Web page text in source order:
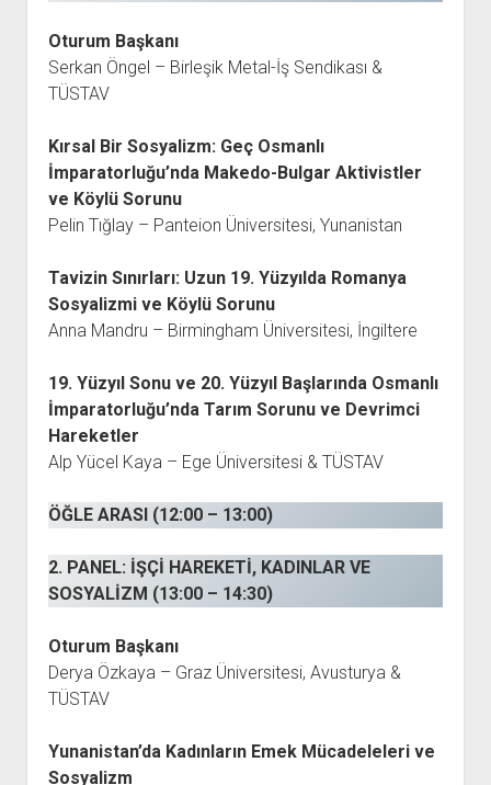
Oturum Başkanı
Serkan Öngel – Birleşik Metal-İş Sendikası &
TÜSTAV
Kırsal Bir Sosyalizm: Geç Osmanlı
İmparatorluğu’nda Makedo-Bulgar Aktivistler
ve Köylü Sorunu
Pelin Tığlay – Panteion Üniversitesi, Yunanistan
Tavizin Sınırları: Uzun 19. Yüzyılda Romanya
Sosyalizmi ve Köylü Sorunu
Anna Mandru – Birmingham Üniversitesi, İngiltere
19. Yüzyıl Sonu ve 20. Yüzyıl Başlarında Osmanlı
İmparatorluğu’nda Tarım Sorunu ve Devrimci
Hareketler
Alp Yücel Kaya – Ege Üniversitesi & TÜSTAV
ÖĞLE ARASI (12:00 – 13:00)
2. PANEL: İŞÇİ HAREKETİ, KADINLAR VE
SOSYALİZM (13:00 – 14:30)
Oturum Başkanı
Derya Özkaya – Graz Üniversitesi, Avusturya &
TÜSTAV
Yunanistan’da Kadınların Emek Mücadeleleri ve
Sosyalizm